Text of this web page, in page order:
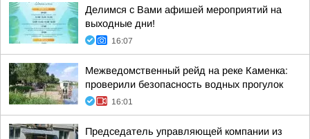
Делимся с Вами афишей мероприятий на
выходные дни!
16:07
Межведомственный рейд на реке Каменка:
проверили безопасность водных прогулок
16:01
Председатель управляющей компании из